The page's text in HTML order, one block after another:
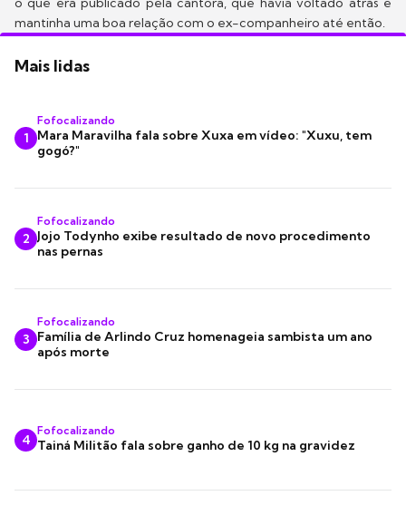
mantinha uma boa relação com o ex-companheiro até então.
Mais lidas
1
Fofocalizando
Mara Maravilha fala sobre Xuxa em vídeo: "Xuxu, tem
gogó?"
2
Fofocalizando
Jojo Todynho exibe resultado de novo procedimento
nas pernas
3
Fofocalizando
Família de Arlindo Cruz homenageia sambista um ano
após morte
4
Fofocalizando
Tainá Militão fala sobre ganho de 10 kg na gravidez